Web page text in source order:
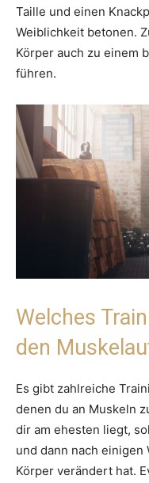
Taille und einen
Weiblichkeit betonen.
Körper auch zu einem
führen.
Welches
den
Es gibt zahlreiche
denen du an Muskeln
dir am ehesten liegt,
und dann nach einigen
Körper verändert hat.